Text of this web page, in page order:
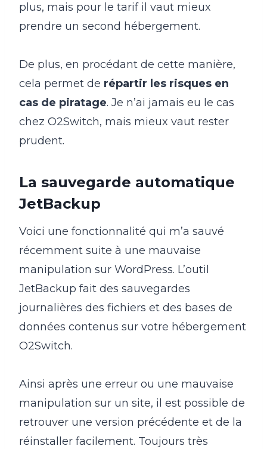
plus, mais pour le tarif il vaut mieux
prendre un second hébergement.
De plus, en procédant de cette manière,
cela permet de répartir les risques en
cas de piratage. Je n’ai jamais eu le cas
chez O2Switch, mais mieux vaut rester
prudent.
La sauvegarde automatique
JetBackup
Voici une fonctionnalité qui m’a sauvé
récemment suite à une mauvaise
manipulation sur WordPress. L’outil
JetBackup fait des sauvegardes
journalières des fichiers et des bases de
données contenus sur votre hébergement
O2Switch.
Ainsi après une erreur ou une mauvaise
manipulation sur un site, il est possible de
retrouver une version précédente et de la
réinstaller facilement. Toujours très